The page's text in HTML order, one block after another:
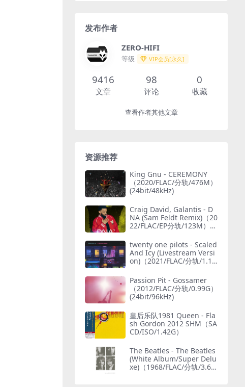
发布作者
ZERO-HIFI
等级 VIP会员[永久]
9416
文章
98
评论
0
收藏
查看作者其他文章
资源推荐
King Gnu - CEREMONY
（2020/FLAC/分轨/476M）
(24bit/48kHz)
Craig David, Galantis - D
NA (Sam Feldt Remix)（20
22/FLAC/EP分轨/123M）
twenty one pilots - Scaled
And Icy (Livestream Versi
on)（2021/FLAC/分轨/1.15
Passion Pit - Gossamer
（2012/FLAC/分轨/0.99G）
(24bit/96kHz)
皇后乐队1981 Queen - Fla
sh Gordon 2012 SHM（SA
CD/ISO/1.42G）
The Beatles - The Beatles
(White Album/Super Delu
xe)（1968/FLAC/分轨/3.69